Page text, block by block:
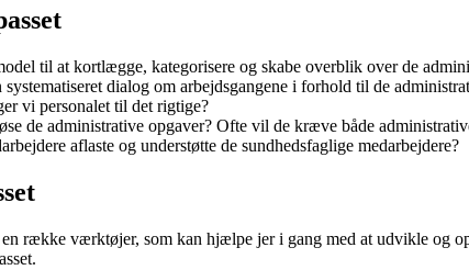
til at kortlægge, kategorisere og skabe overblik over de
dialog om arbejdsgangene i forhold til de
vi personalet til det rigtige?
de administrative opgaver? Ofte vil de kræve både
aflaste og understøtte de sundhedsfaglige medarbejdere?
række værktøjer, som kan hjælpe jer i gang med at udvikle og